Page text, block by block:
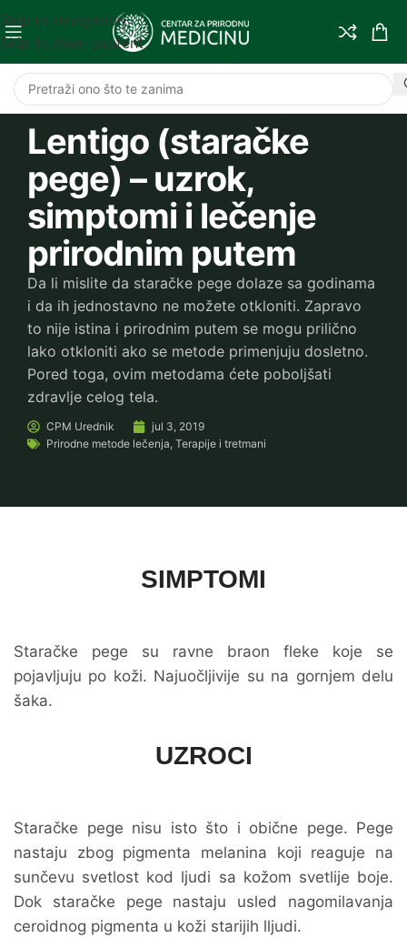
Skip to navigation
Skip to main content
Lentigo (staračke
pege) – uzrok,
simptomi i lečenje
prirodnim putem
Da li mislite da staračke pege dolaze sa godinama
i da ih jednostavno ne možete otkloniti. Zapravo
to nije istina i prirodnim putem se mogu prilično
lako otkloniti ako se metode primenjuju dosletno.
Pored toga, ovim metodama ćete poboljšati
zdravlje celog tela.
CPM Urednik
jul 3, 2019
Prirodne metode lečenja,Terapije i tretmani
SIMPTOMI
Staračke pege su ravne braon fleke koje se
pojavljuju po koži. Najuočljivije su na gornjem delu
šaka.
UZROCI
Staračke pege nisu isto što i obične pege. Pege
nastaju zbog pigmenta melanina koji reaguje na
sunčevu svetlost kod ljudi sa kožom svetlije boje.
Dok staračke pege nastaju usled nagomilavanja
ceroidnog pigmenta u koži starijih lljudi.